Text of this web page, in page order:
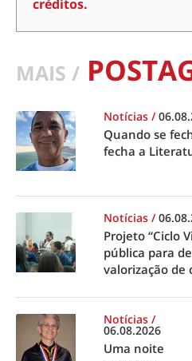
créditos.
MAIS /
Notícias /
Quando se
fecha a
Notícias /
Projeto “Ciclo
pública para
valorização de
Notícias /
06.08.2026
Uma noite